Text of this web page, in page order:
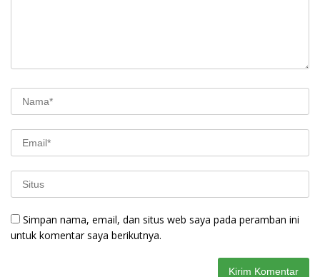
Simpan nama, email, dan situs web saya pada peramban ini
untuk komentar saya berikutnya.